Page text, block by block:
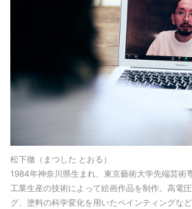
松下徹（まつした とおる）
1984年神奈川県生まれ、東京藝術大学先端芸術
工業生産の技術によって絵画作品を制作。高電
グ、塗料の科学変化を用いたペインティングな